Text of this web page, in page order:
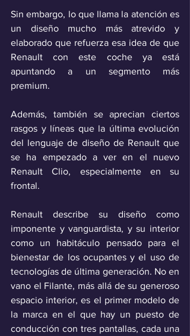
Sin embargo, lo que llama la atención es
un diseño mucho más atrevido y
elaborado que refuerza esa idea de que
Renault con este coche ya está
apuntando a un segmento más
premium.
Además, también se aprecian ciertos
rasgos y líneas que la última evolución
del lenguaje de diseño de Renault que
se ha empezado a ver en el nuevo
Renault Clio, especialmente en su
frontal.
Renault describe su diseño como
imponente y vanguardista, y su interior
como un habitáculo pensado para el
bienestar de los ocupantes y el uso de
tecnologías de última generación. No en
vano el Filante, más allá de su generoso
espacio interior, es el primer modelo de
la marca en el que hay un puesto de
conducción con tres pantallas, cada una